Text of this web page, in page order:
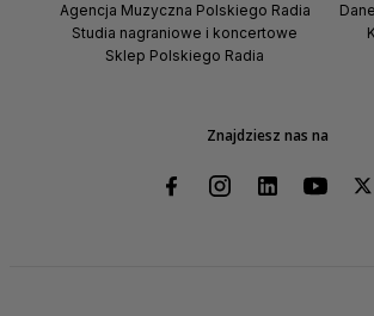
Znajdziesz nas na
Agencja Muzyczna Polskiego Radia
Studia nagraniowe i koncertowe
Sklep Polskiego Radia